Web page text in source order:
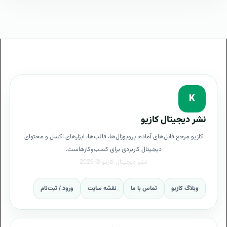
K
نشر دیجیتال کازیو
کازیو مرجع فایل‌های آماده، پروپوزال‌ها، قالب‌ها، ابزارهای اکسل و محتوای
دیجیتال کاربردی برای کسب‌وکارهاست.
وبلاگ کازیو تماس با ما نقشه سایت ورود / ثبت‌نام